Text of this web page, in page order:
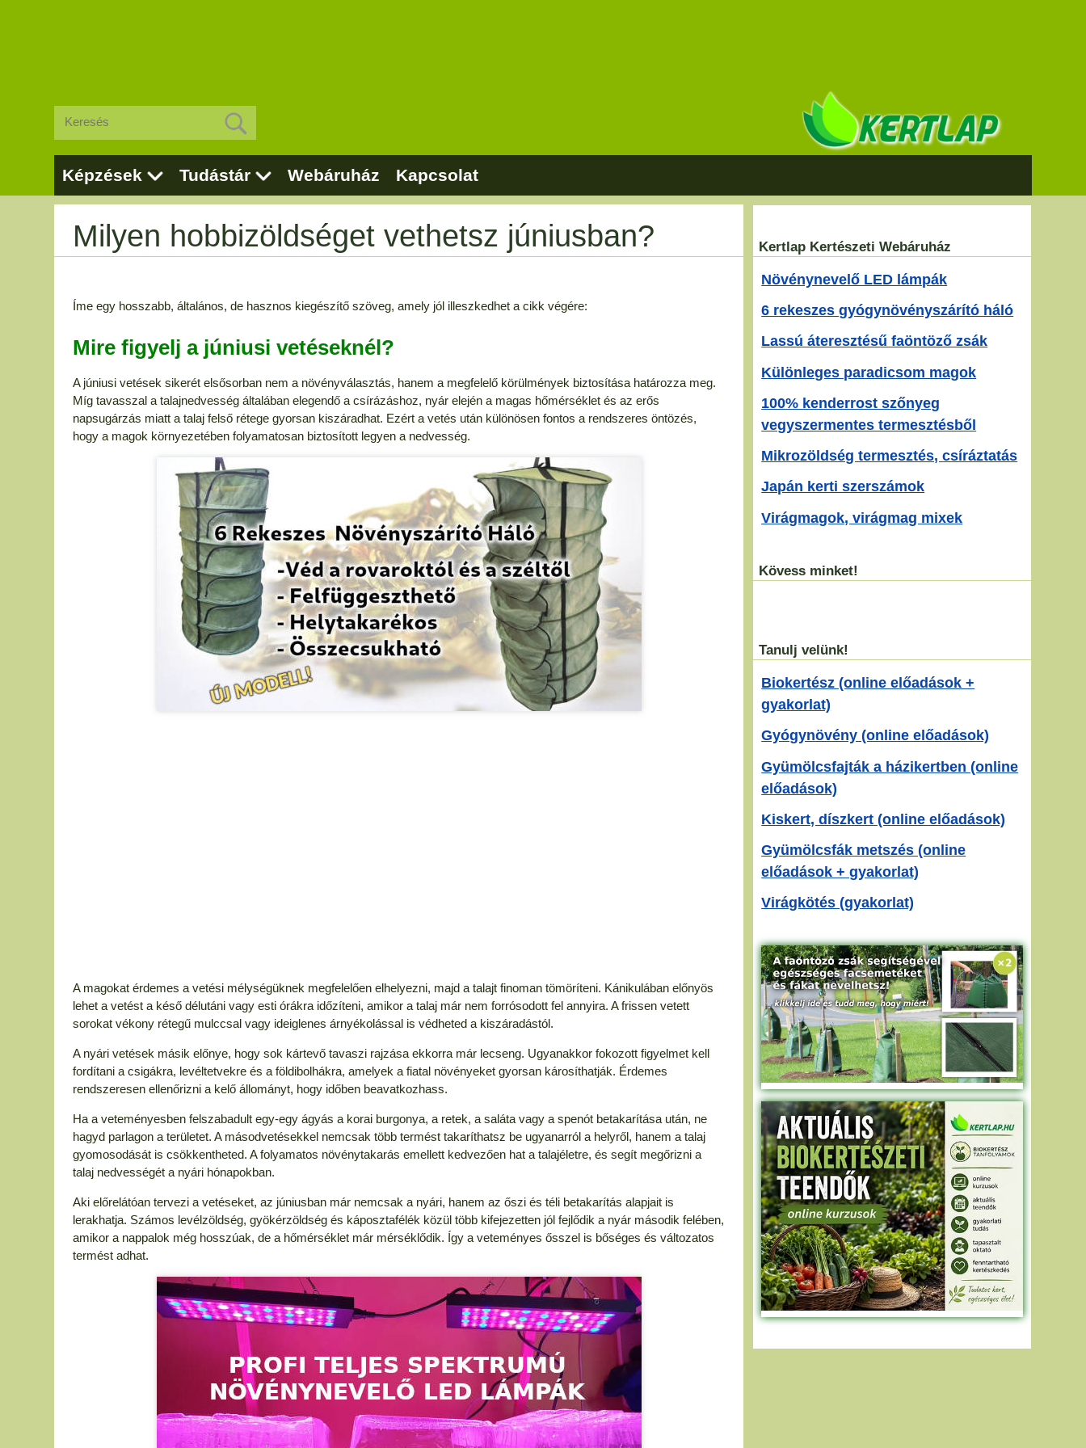
Képzések Tudástár Webáruház Kapcsolat
Milyen hobbizöldséget vethetsz júniusban?
Íme egy hosszabb, általános, de hasznos kiegészítő szöveg, amely jól illeszkedhet a cikk végére:
Mire figyelj a júniusi vetéseknél?
A júniusi vetések sikerét elsősorban nem a növényválasztás, hanem a megfelelő körülmények biztosítása határozza meg.
Míg tavasszal a talajnedvesség általában elegendő a csírázáshoz, nyár elején a magas hőmérséklet és az erős
napsugárzás miatt a talaj felső rétege gyorsan kiszáradhat. Ezért a vetés után különösen fontos a rendszeres öntözés,
hogy a magok környezetében folyamatosan biztosított legyen a nedvesség.
A magokat érdemes a vetési mélységüknek megfelelően elhelyezni, majd a talajt finoman tömöríteni. Kánikulában előnyös
lehet a vetést a késő délutáni vagy esti órákra időzíteni, amikor a talaj már nem forrósodott fel annyira. A frissen vetett
sorokat vékony rétegű mulccsal vagy ideiglenes árnyékolással is védheted a kiszáradástól.
A nyári vetések másik előnye, hogy sok kártevő tavaszi rajzása ekkorra már lecseng. Ugyanakkor fokozott figyelmet kell
fordítani a csigákra, levéltetvekre és a földibolhákra, amelyek a fiatal növényeket gyorsan károsíthatják. Érdemes
rendszeresen ellenőrizni a kelő állományt, hogy időben beavatkozhass.
Ha a veteményesben felszabadult egy-egy ágyás a korai burgonya, a retek, a saláta vagy a spenót betakarítása után, ne
hagyd parlagon a területet. A másodvetésekkel nemcsak több termést takaríthatsz be ugyanarról a helyről, hanem a talaj
gyomosodását is csökkentheted. A folyamatos növénytakarás emellett kedvezően hat a talajéletre, és segít megőrizni a
talaj nedvességét a nyári hónapokban.
Aki előrelátóan tervezi a vetéseket, az júniusban már nemcsak a nyári, hanem az őszi és téli betakarítás alapjait is
lerakhatja. Számos levélzöldség, gyökérzöldség és káposztafélék közül több kifejezetten jól fejlődik a nyár második felében,
amikor a nappalok még hosszúak, de a hőmérséklet már mérséklődik. Így a veteményes ősszel is bőséges és változatos
termést adhat.
Kertlap Kertészeti Webáruház
Növénynevelő LED lámpák
6 rekeszes gyógynövényszárító háló
Lassú áteresztésű faöntöző zsák
Különleges paradicsom magok
100% kenderrost szőnyeg
vegyszermentes termesztésből
Mikrozöldség termesztés, csíráztatás
Japán kerti szerszámok
Virágmagok, virágmag mixek
Kövess minket!
Tanulj velünk!
Biokertész (online előadások +
gyakorlat)
Gyógynövény (online előadások)
Gyümölcsfajták a házikertben (online
előadások)
Kiskert, díszkert (online előadások)
Gyümölcsfák metszés (online
előadások + gyakorlat)
Virágkötés (gyakorlat)